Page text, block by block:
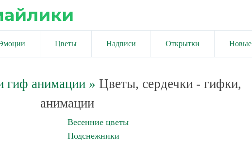
Цветы Надписи Открытки Новые
гиф анимации» Цветы, сердечки - гифки,
анимации
Весенние цветы
Подснежники